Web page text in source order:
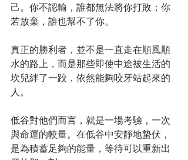
己。你不認輸，誰都無法將你打敗；你
若放棄，誰也幫不了你。
真正的勝利者，並不是一直走在順風順
水的路上，而是那些即使中途被生活的
坎兒絆了一跤，依然能夠咬牙站起來的
人。
低谷對他們而言，就是一場考驗，一次
與命運的較量。在低谷中安靜地蟄伏，
是為積蓄足夠的能量，等待可以重新出